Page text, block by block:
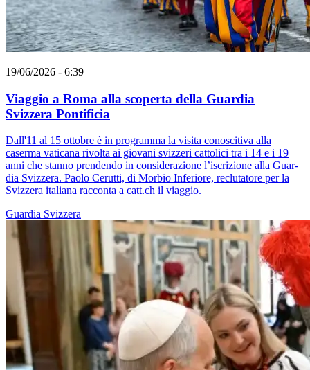
19/06/2026 - 6:39
Viaggio a Roma alla scoperta della Guardia
Svizzera Pontificia
Dall'11 al 15 ottobre è in programma la visita conoscitiva alla
caserma vaticana rivolta ai giovani svizzeri cattolici tra i 14 e i 19
anni che stanno prendendo in considerazione l’iscrizione alla Guar­
dia Svizzera. Paolo Cerutti, di Morbio Inferiore, reclutatore per la
Svizzera italiana racconta a catt.ch il viaggio.
Guardia Svizzera